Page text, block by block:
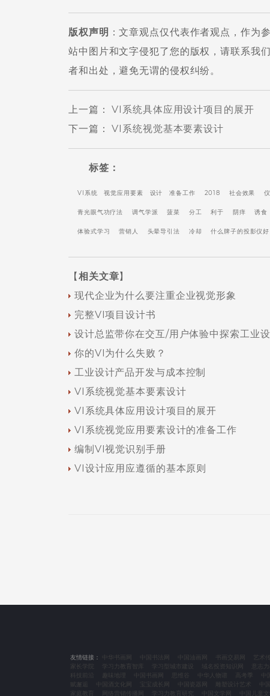
版权声明 ：文章观点仅代表作者观点，作为
站中图片和文字侵犯了您的版权，请联系我
者和出处，避免无谓的侵权纠纷。
上一篇 ：VI系统具体应用设计项目的展开
下一篇 ：VI系统视觉基本要素设计
标签：
VI系统 视觉应用要素 设计 准备工作 2018 社会效果
青光眼气功疗法 调气学派 菠菜 分工 利于 阴痒 诱食
体验式学习 营销人 头晕导引法 冷却 什么牌子的投影仪好
【相关文章】
现代企业为什么要注重企业视觉形象
完整VI项目设计书
设计总监带你在交互/用户体验中探索工业
你的VI为什么失败？
工业设计产品开发与成本控制
VI系统视觉基本要素设计
VI系统具体应用设计项目的展开
VI系统视觉应用要素设计的准备工作
编制VI视觉识别手册
VI设计应用应遵循的基本原则
友情链接： 中华书画网 中国书法网 中国油画网 书画交易网 艺术
家长学院
学习力教育智库 学习型城市建设 域名投资知识网 意志力
科技前沿
趣味地理 中国书画网 思维谷 中华人物谱 高考季
赋邂逅
中国酒文化网 宝宝成长网 中国瓷器网 雕塑设计艺术 中
家庭教育
网络营销传播网 学习力教育研究 中国文学网 中国儿童